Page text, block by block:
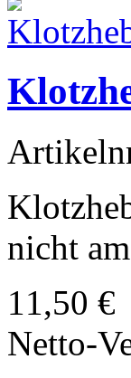
nicht
11,50 €
Netto-